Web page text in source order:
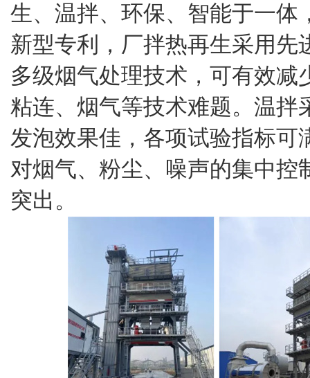
生、温拌、环保、智能于一体
新型专利，厂拌热再生采用先
多级烟气处理技术，可有效减
粘连、烟气等技术难题。温拌
发泡效果佳，各项试验指标可
对烟气、粉尘、噪声的集中控
突出。